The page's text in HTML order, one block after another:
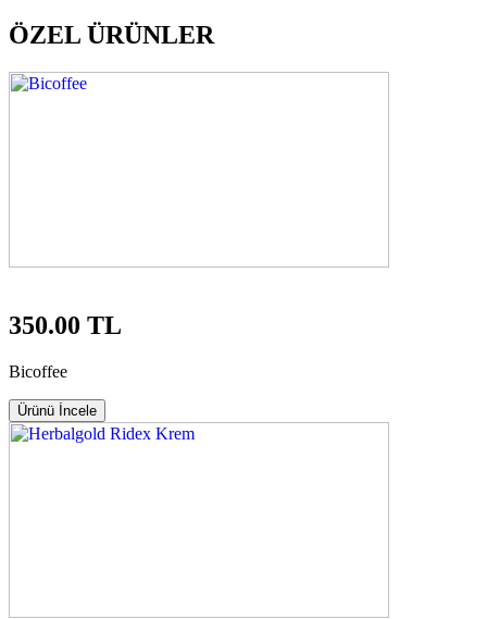
ÖZEL ÜRÜNLER
350.00 TL
Bicoffee
Ürünü İncele